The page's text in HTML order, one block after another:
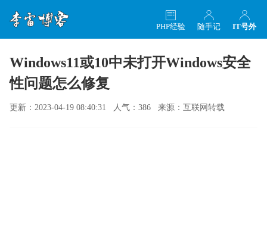
IT号外
随手记
PHP经验
Windows11或10中未打开Windows安全
性问题怎么修复
更新：2023-04-19 08:40:31 人气：386 来源：互联网转载